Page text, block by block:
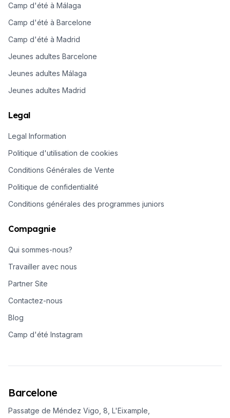
Camp d'été à Málaga
Camp d'été à Barcelone
Camp d'été à Madrid
Jeunes adultes Barcelone
Jeunes adultes Málaga
Jeunes adultes Madrid
Legal
Legal Information
Politique d'utilisation de cookies
Conditions Générales de Vente
Politique de confidentialité
Conditions générales des programmes juniors
Compagnie
Qui sommes-nous?
Travailler avec nous
Partner Site
Contactez-nous
Blog
Camp d'été Instagram
Barcelone
Passatge de Méndez Vigo, 8, L'Eixample,